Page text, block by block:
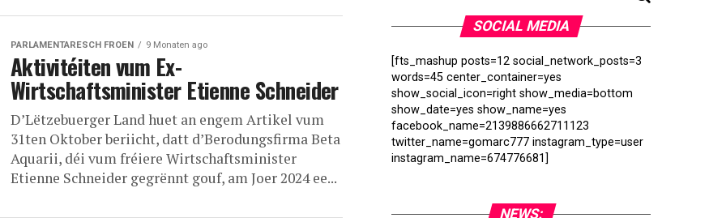
PARLAMENTARESCH FROEN 9 Monaten ago
Aktivitéiten vum Ex-
Wirtschaftsminister Etienne Schneider
D’Lëtzebuerger Land huet an engem Artikel vum
31ten Oktober beriicht, datt d’Berodungsfirma Beta
Aquarii, déi vum fréiere Wirtschaftsminister
Etienne Schneider gegrënnt gouf, am Joer 2024 ee...
SOCIAL MEDIA
[fts_mashup posts=12 social_network_posts=3
words=45 center_container=yes
show_social_icon=right show_media=bottom
show_date=yes show_name=yes
facebook_name=2139886662711123
twitter_name=gomarc777 instagram_type=user
instagram_name=674776681]
NEWS: